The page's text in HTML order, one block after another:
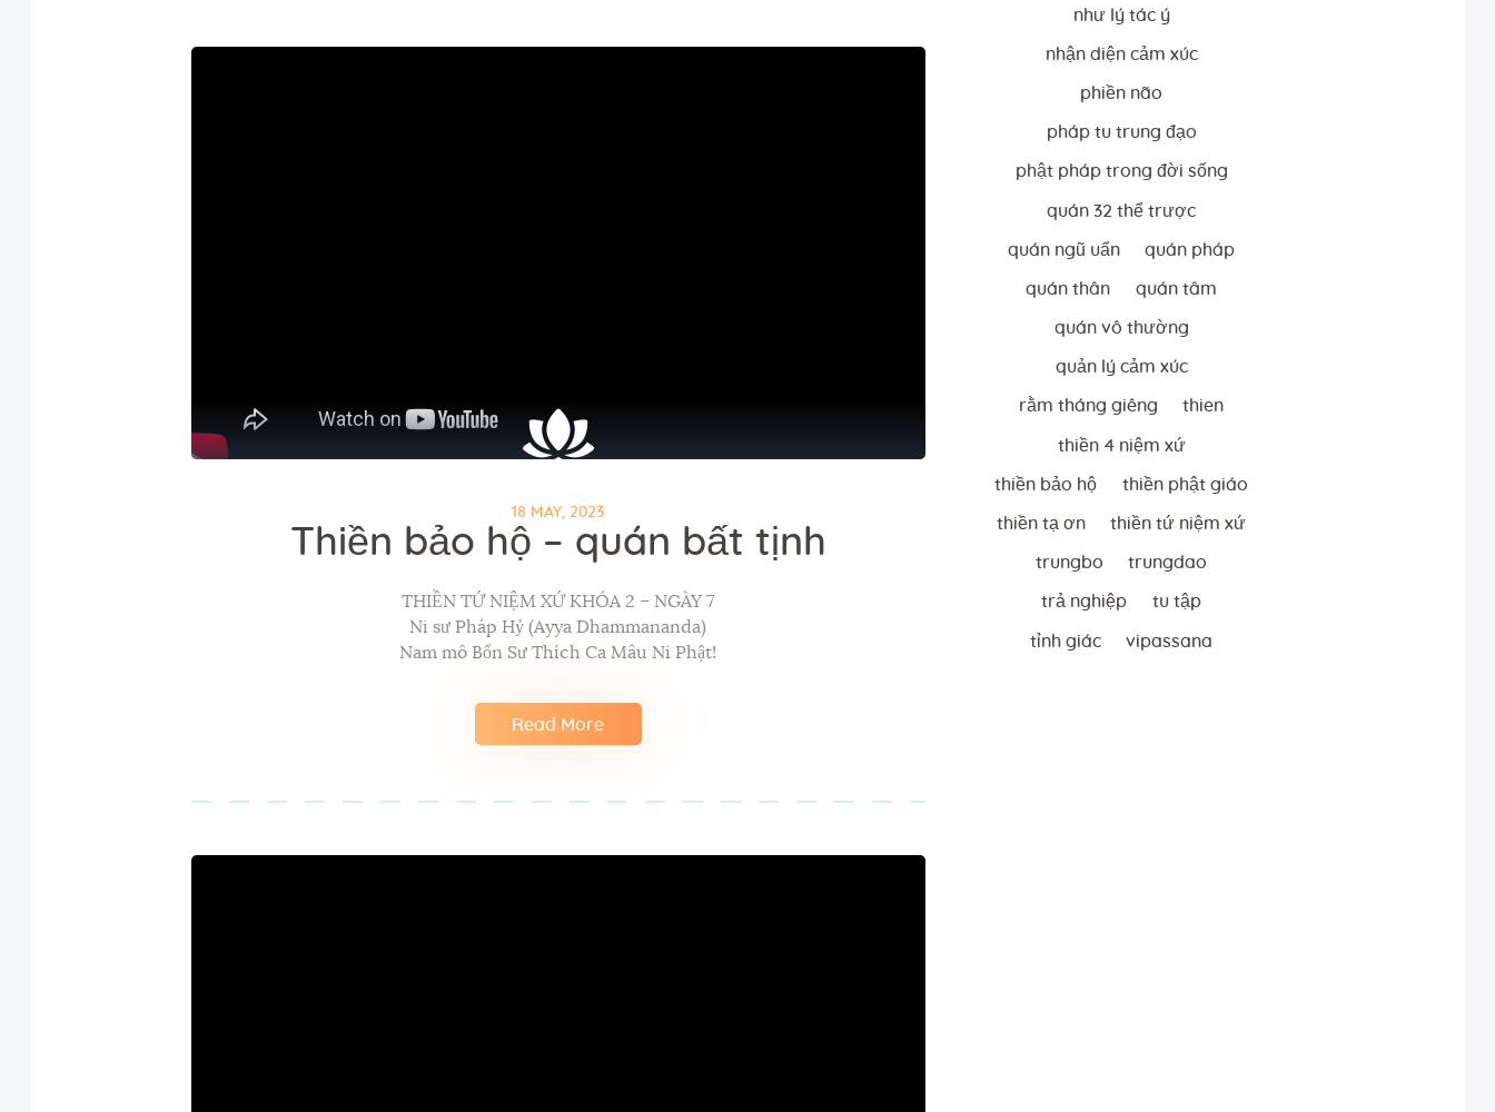
18 MAY, 2023
Thiền bảo hộ – quán bất tịnh
THIỀN TỨ NIỆM XỨ KHÓA 2 – NGÀY 7
Ni sư Pháp Hỷ (Ayya Dhammananda)
Nam mô Bổn Sư Thích Ca Mâu Ni Phật!
Read More
như lý tác ý
nhận diện cảm xúc
phiền não
pháp tu trung đạo
phật pháp trong đời sống
quán 32 thể trược
quán ngũ uẩn quán pháp
quán thân quán tâm
quán vô thường
quản lý cảm xúc
rằm tháng giêng thien
thiền 4 niệm xứ
thiền bảo hộ thiền phật giáo
thiền tạ ơn thiền tứ niệm xứ
trungbo trungdao
trả nghiệp tu tập
tỉnh giác vipassana